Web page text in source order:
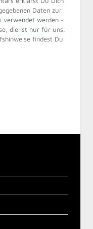
Daten zur
verwendet werden -
die ist nur für uns.
findest Du